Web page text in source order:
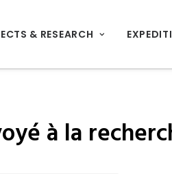
& RESEARCH
à la